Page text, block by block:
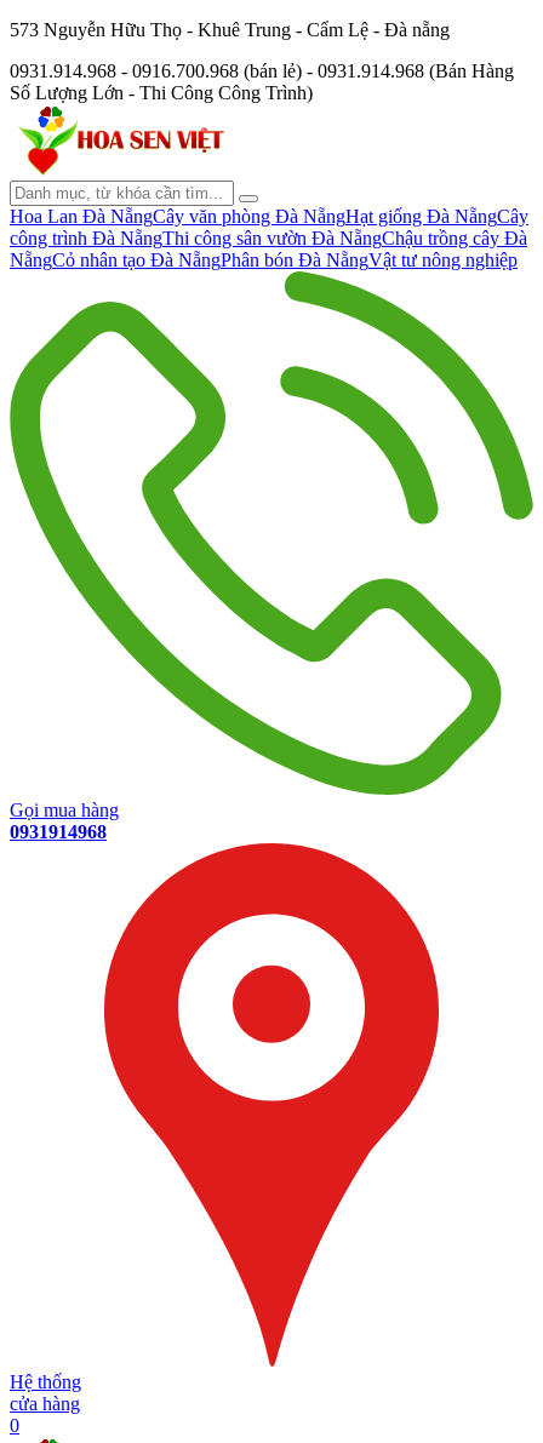
573 Nguyễn Hữu Thọ - Khuê Trung - Cẩm Lệ - Đà nẵng
0931.914.968 - 0916.700.968 (bán lẻ) - 0931.914.968 (Bán Hàng
Số Lượng Lớn - Thi Công Công Trình)
Hoa Lan Đà NẵngCây văn phòng Đà NẵngHạt giống Đà NẵngCây
công trình Đà NẵngThi công sân vườn Đà NẵngChậu trồng cây Đà
NẵngCỏ nhân tạo Đà NẵngPhân bón Đà NẵngVật tư nông nghiệp
Gọi mua hàng
0931914968
Hệ thống
cửa hàng
0